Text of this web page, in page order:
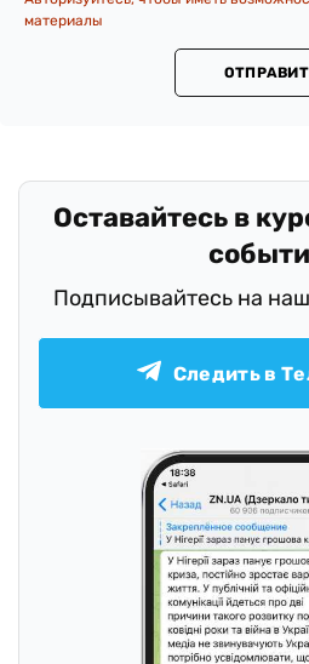
материалы
Оставайтесь в
Подписывайтесь на
Следить в